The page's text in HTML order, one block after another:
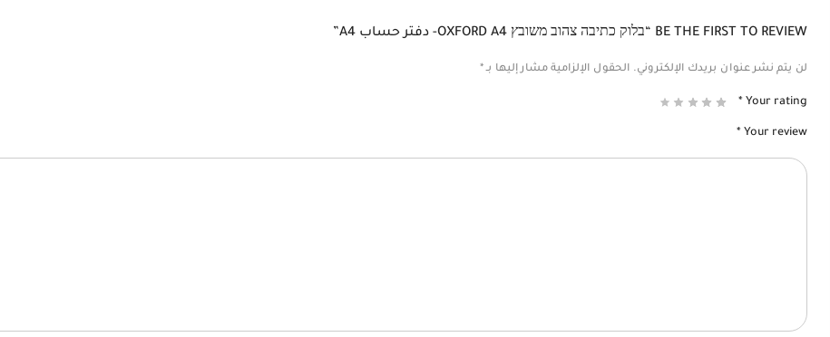
BE THE FIRST TO REVIEW “בלוק כתיבה צהוב משובץ OXFORD A4- دفتر حساب A4”
لن يتم نشر عنوان بريدك الإلكتروني. الحقول الإلزامية مشار إليها بـ*
Your rating
*
Your review
*